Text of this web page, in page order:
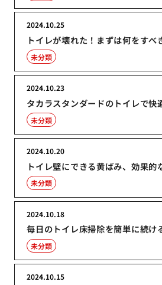
トイレが壊れた！まずは何をすべ
2024.10.25
未分類
タカラスタンダードのトイレで快
2024.10.23
未分類
トイレ壁にできる黄ばみ、効果的
2024.10.20
未分類
毎日のトイレ床掃除を簡単に続け
2024.10.18
未分類
2024.10.15